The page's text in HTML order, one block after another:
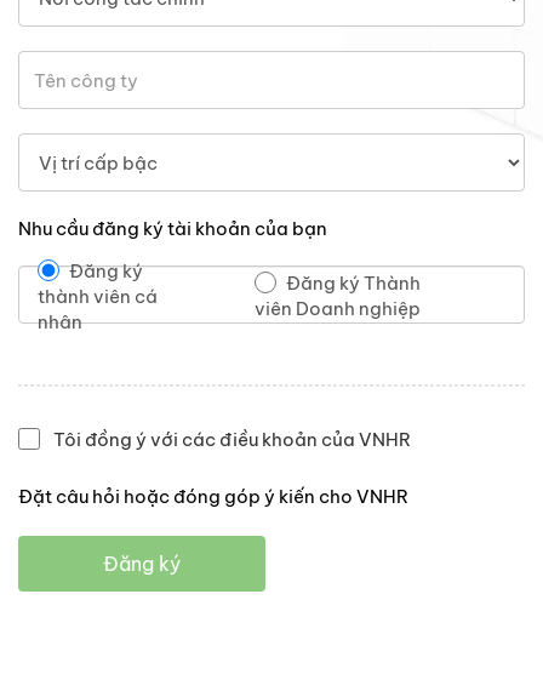
Nhu cầu đăng ký tài khoản của bạn
Đăng ký
thành viên cá
nhân
Đăng ký Thành
viên Doanh nghiệp
Tôi đồng ý với các điều khoản của VNHR
Đặt câu hỏi hoặc đóng góp ý kiến cho VNHR
Đăng ký